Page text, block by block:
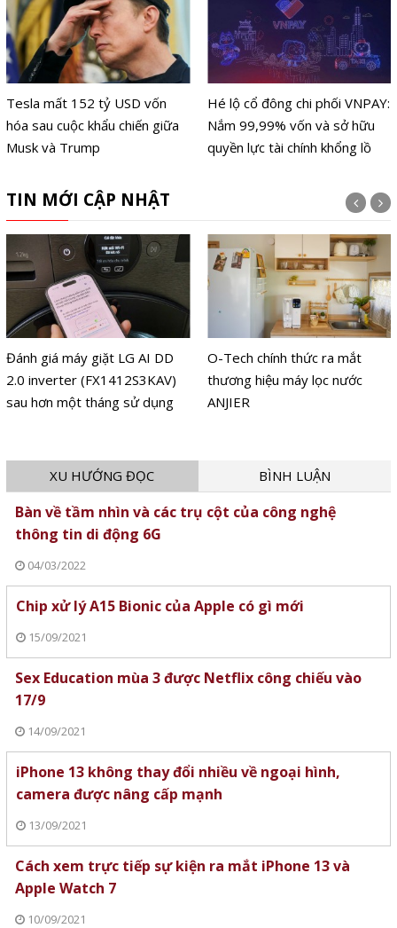
Tesla mất 152 tỷ USD vốn
hóa sau cuộc khẩu chiến giữa
Musk và Trump
Hé lộ cổ đông chi phối VNPAY:
Nắm 99,99% vốn và sở hữu
quyền lực tài chính khổng lồ
TIN MỚI CẬP NHẬT
Đánh giá máy giặt LG AI DD
2.0 inverter (FX1412S3KAV)
sau hơn một tháng sử dụng
O-Tech chính thức ra mắt
thương hiệu máy lọc nước
ANJIER
XU HƯỚNG ĐỌC BÌNH LUẬN
Bàn về tầm nhìn và các trụ cột của công nghệ
thông tin di động 6G
04/03/2022
Chip xử lý A15 Bionic của Apple có gì mới
15/09/2021
Sex Education mùa 3 được Netflix công chiếu vào
17/9
14/09/2021
iPhone 13 không thay đổi nhiều về ngoại hình,
camera được nâng cấp mạnh
13/09/2021
Cách xem trực tiếp sự kiện ra mắt iPhone 13 và
Apple Watch 7
10/09/2021